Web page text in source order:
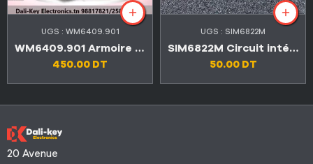
UGS : WM6409.901
WM6409.901 Armoire démontée à section unique
450.00 DT
UGS : SIM6822M
SIM6822M Circuit intégré d’origine pilote de moteur triphasé haute tension IC DIP40
50.00 DT
20 Avenue